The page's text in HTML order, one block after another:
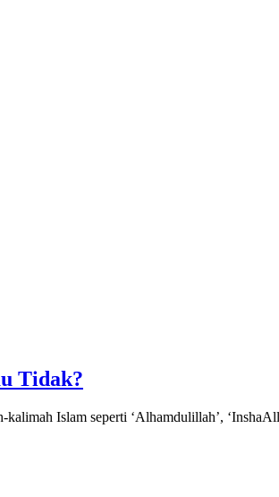
Tidak?
Islam seperti ‘Alhamdulillah’,